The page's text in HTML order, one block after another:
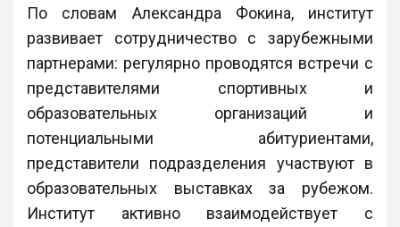
По словам Александра Фокина, институт
развивает сотрудничество с зарубежными
партнерами: регулярно проводятся встречи с
представителями спортивных и
образовательных организаций и
потенциальными абитуриентами,
представители подразделения участвуют в
образовательных выставках за рубежом.
Институт активно взаимодействует с